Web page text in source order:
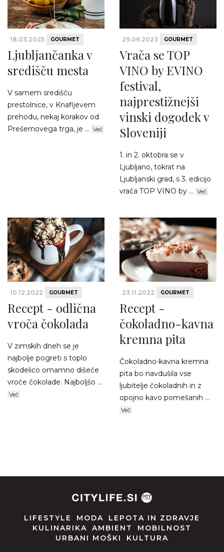
18.03.2025 GOURMET
Ljubljančanka v
središču mesta
V samem središču
prestolnice, v Knafljevem
prehodu, nekaj korakov od
Prešernovega trga, je ... Več
29.06.2023 GOURMET
Vrača se TOP
VINO by EVINO
festival,
najprestižnejši
vinski dogodek v
Sloveniji
1. in 2. oktobra se v
Ljubljano, tokrat na
Ljubljanski grad, s 3. edicijo
vrača TOP VINO by ... Več
10.12.2022 GOURMET
Recept - odlična
vroča čokolada
V zimskih dneh se je
najbolje pogreti s toplo
skodelico omamno dišeče
vroče čokolade. Najboljšo ...
Več
23.11.2022 GOURMET
Recept -
čokoladno-kavna
kremna pita
Čokoladno-kavna kremna
pita bo navdušila vse
ljubitelje čokoladnih in z
opojno kavo pomešanih ...
Več
LIFESTYLE MODA
LEPOTA IN ZDRAVJE
KULINARIKA
AMBIENT
MOBILNOST
URBANI MOŠKI
KULTURA